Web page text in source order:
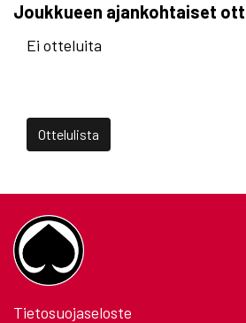
Joukkueen ajankohtaiset
Ei otteluita
Ottelulista
Tietosuojaseloste